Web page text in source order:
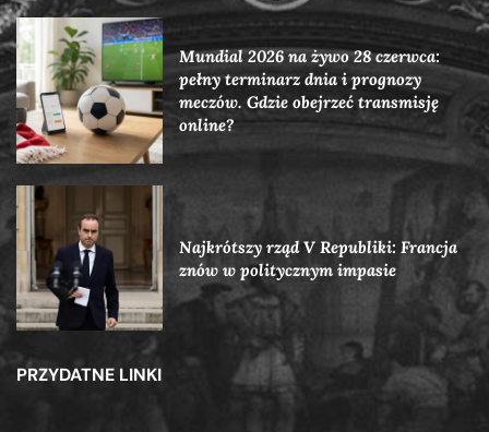
Mundial 2026 na żywo 28 czerwca:
pełny terminarz dnia i prognozy
meczów. Gdzie obejrzeć transmisję
online?
Najkrótszy rząd V Republiki: Francja
znów w politycznym impasie
PRZYDATNE LINKI